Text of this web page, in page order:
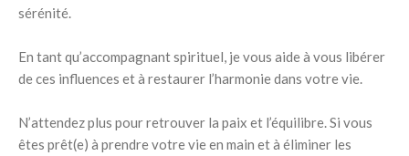
sérénité.
En tant qu’accompagnant spirituel, je vous aide à vous libérer
de ces influences et à restaurer l’harmonie dans votre vie.
N’attendez plus pour retrouver la paix et l’équilibre. Si vous
êtes prêt(e) à prendre votre vie en main et à éliminer les